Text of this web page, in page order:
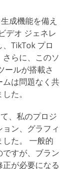
成機能を備え
デオ ジェネレ
TikTok プロ
らに、このソ
ールが搭載さ
は問題なく共
た。
、私のプロジ
ン、グラフィ
た。 一般的
すが、ブラン
が必要になる